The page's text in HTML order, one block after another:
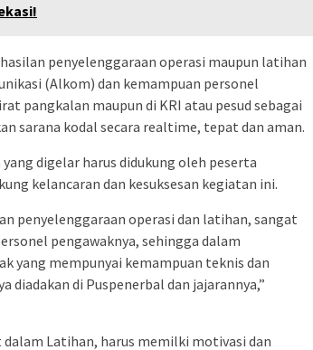
penyelenggaraan operasi maupun latihan
(Alkom) dan kemampuan personel
pangkalan maupun di KRI atau pesud sebagai
sarana kodal secara realtime, tepat dan aman.
digelar harus didukung oleh peserta
kelancaran dan kesuksesan kegiatan ini.
penyelenggaraan operasi dan latihan, sangat
pengawaknya, sehingga dalam
yang mempunyai kemampuan teknis dan
diadakan di Puspenerbal dan jajarannya,”
Latihan, harus memilki motivasi dan